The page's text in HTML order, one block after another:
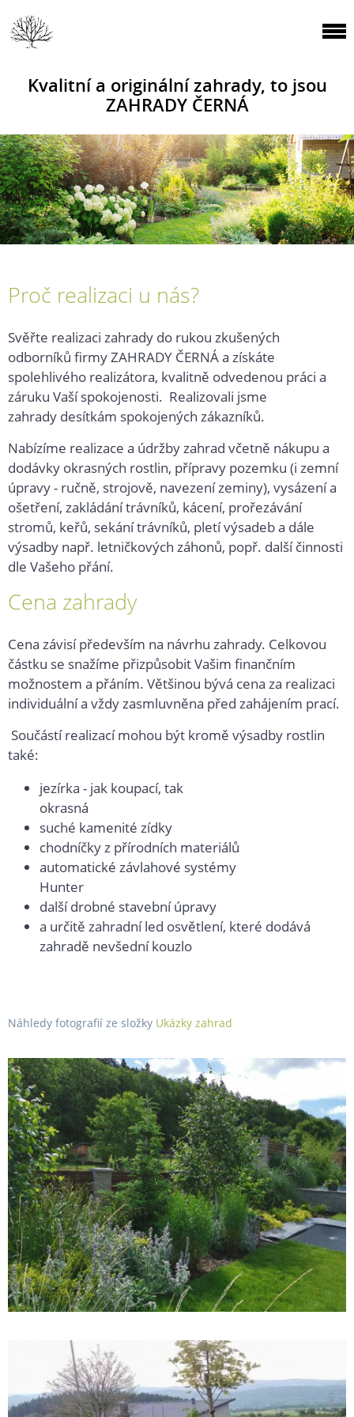
Kvalitní a originální zahrady, to jsou
ZAHRADY ČERNÁ
Proč realizaci u nás?
Svěřte realizaci zahrady do rukou zkušených
odborníků firmy ZAHRADY ČERNÁ a získáte
spolehlivého realizátora, kvalitně odvedenou práci a
záruku Vaší spokojenosti. Realizovali jsme
zahrady desítkám spokojených zákazníků.
Nabízíme realizace a údržby zahrad včetně nákupu a
dodávky okrasných rostlin, přípravy pozemku (i zemní
úpravy - ručně, strojově, navezení zeminy), vysázení a
ošetření, zakládání trávníků, kácení, prořezávání
stromů, keřů, sekání trávníků, pletí výsadeb a dále
výsadby např. letničkových záhonů, popř. další činnosti
dle Vašeho přání.
Cena zahrady
Cena závisí především na návrhu zahrady. Celkovou
částku se snažíme přizpůsobit Vašim finančním
možnostem a přáním. Většinou bývá cena za realizaci
individuální a vždy zasmluvněna před zahájením prací.
Součástí realizací mohou být kromě výsadby rostlin
také:
jezírka - jak koupací, tak
okrasná
suché kamenité zídky
chodníčky z přírodních materiálů
automatické závlahové systémy
další drobné stavební úpravy
a určitě zahradní led osvětlení, které dodává
zahradě nevšední kouzlo
Náhledy fotografií ze složky Ukázky zahrad